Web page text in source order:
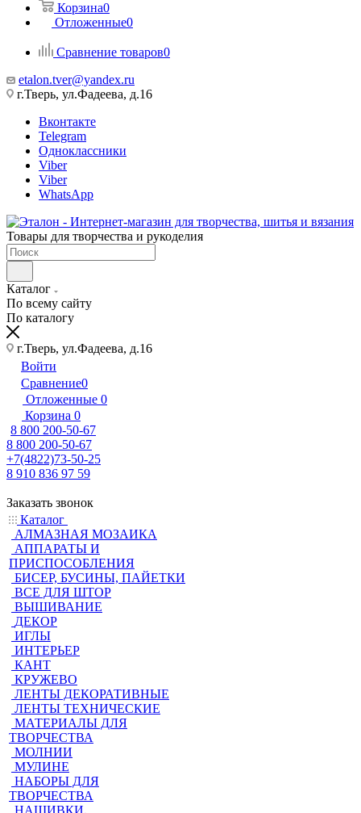
Корзина0
Отложенные0
Сравнение товаров0
etalon.tver@yandex.ru
г.Тверь, ул.Фадеева, д.16
Вконтакте
Telegram
Одноклассники
Viber
Viber
WhatsApp
Товары для творчества и рукоделия
Каталог
По всему сайту
По каталогу
г.Тверь, ул.Фадеева, д.16
Войти
Сравнение0
Отложенные 0
Корзина 0
8 800 200-50-67
8 800 200-50-67
+7(4822)73-50-25
8 910 836 97 59
Заказать звонок
Каталог
АЛМАЗНАЯ МОЗАИКА
АППАРАТЫ И
ПРИСПОСОБЛЕНИЯ
БИСЕР, БУСИНЫ, ПАЙЕТКИ
ВСЕ ДЛЯ ШТОР
ВЫШИВАНИЕ
ДЕКОР
ИГЛЫ
ИНТЕРЬЕР
КАНТ
КРУЖЕВО
ЛЕНТЫ ДЕКОРАТИВНЫЕ
ЛЕНТЫ ТЕХНИЧЕСКИЕ
МАТЕРИАЛЫ ДЛЯ
ТВОРЧЕСТВА
МОЛНИИ
МУЛИНЕ
НАБОРЫ ДЛЯ
ТВОРЧЕСТВА
НАШИВКИ,